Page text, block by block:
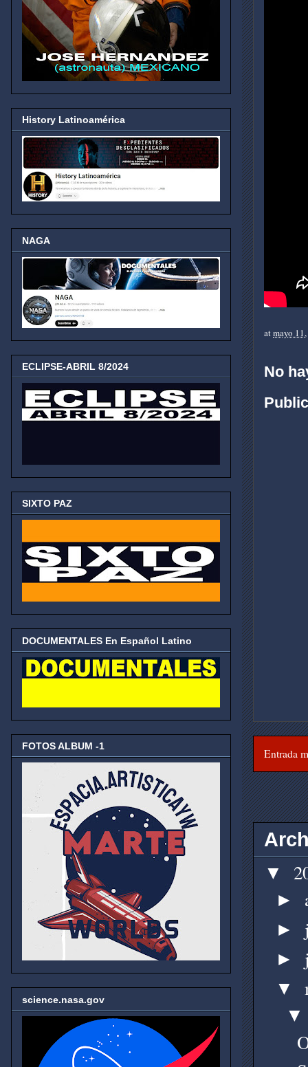
atmayo
No
Entrada
▼
►
►
►
▼
History Latinoamérica
NAGA
ECLIPSE-ABRIL 8/2024
SIXTO PAZ
DOCUMENTALES En Español Latino
FOTOS ALBUM -1
science.nasa.gov